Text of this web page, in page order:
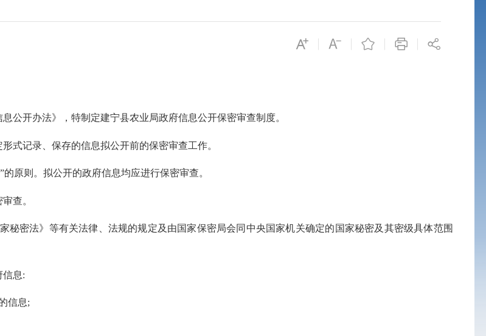
公开办法》，特制定建宁县农业局政府信息公开保密审查制度。
式记录、保存的信息拟公开前的保密审查工作。
”的原则。拟公开的政府信息均应进行保密审查。
查。
秘密法》等有关法律、法规的规定及由国家保密局会同中央国家机关确定的国家秘密及其密级具体范围
息:
信息;